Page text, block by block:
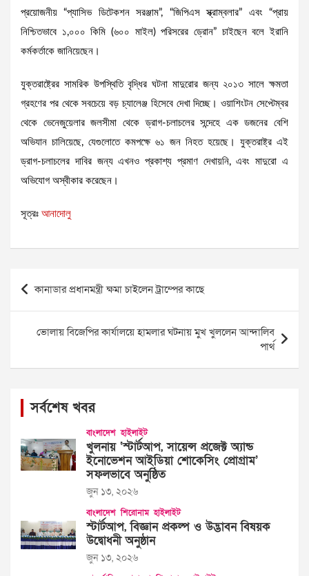
প্রয়োজনীয় “প্যাসিভ ডিটেকশন সরঞ্জাম”, “জিপিএস স্ক্রাম্বলার” এবং “প্রায়
নিশ্চিতভাবে ১,০০০ কিমি (৬০০ মাইল) পরিসরের ড্রোন” চাইছেন বলে ইরানি
কর্মকর্তাকে জানিয়েছেন।
যুক্তরাষ্ট্রের সামরিক উপস্থিতি বৃদ্ধির ঘটনা মাদুরোর জন্য ২০১৩ সালে ক্ষমতা
গ্রহণের পর থেকে সবচেয়ে বড় চ্যালেঞ্জ হিসেবে দেখা দিচ্ছে। ওয়াশিংটন সেপ্টেম্বর
থেকে ভেনেজুয়েলার জলসীমা থেকে ড্রাগ-চলাচলের সন্দেহে এক ডজনের বেশি
অভিযান চালিয়েছে, যেগুলোতে কমপক্ষে ৬১ জন নিহত হয়েছে। যুক্তরাষ্ট্র এই
ড্রাগ-চলাচলের দাবির জন্য এখনও প্রকাশ্য প্রমাণ দেখায়নি, এবং মাদুরো এ
অভিযোগ অস্বীকার করেছেন।
সূত্রঃ আনাদোলু
Post
navigation
কানাডার প্রধানমন্ত্রী ক্ষমা চাইলেন ট্রাম্পের কাছে
ভোলায় বিজেপির কার্যালয়ে হামলার ঘটনায় মুখ খুললেন আন্দালিব
পার্থ
সর্বশেষ খবর
বাংলাদেশ হাইলাইট
খুলনায় ‘স্টার্টআপ, সায়েন্স প্রজেক্ট অ্যান্ড
ইনোভেশন আইডিয়া শোকেসিং প্রোগ্রাম’
সফলভাবে অনুষ্ঠিত
জুন ১৩, ২০২৬
বাংলাদেশ শিরোনাম হাইলাইট
স্টার্টআপ, বিজ্ঞান প্রকল্প ও উদ্ভাবন বিষয়ক
উদ্বোধনী অনুষ্ঠান
জুন ১৩, ২০২৬